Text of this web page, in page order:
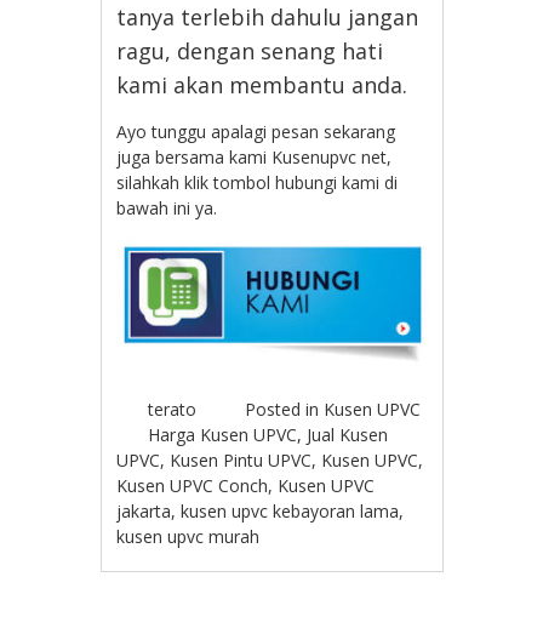
tanya terlebih dahulu jangan
ragu, dengan senang hati
kami akan membantu anda.
Ayo tunggu apalagi pesan sekarang
juga bersama kami Kusenupvc net,
silahkah klik tombol hubungi kami di
bawah ini ya.
terato Posted in Kusen UPVC
Harga Kusen UPVC, Jual Kusen
UPVC, Kusen Pintu UPVC, Kusen UPVC,
Kusen UPVC Conch, Kusen UPVC
jakarta,kusen upvc kebayoran lama,
kusen upvc murah